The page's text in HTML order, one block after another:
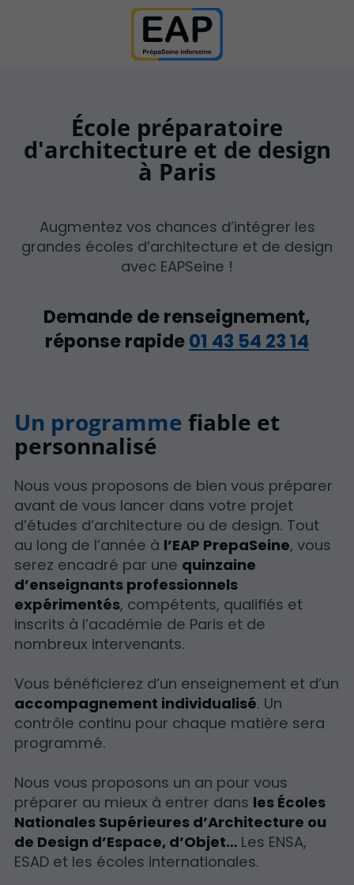
École préparatoire
d'architecture et de design
à Paris
Augmentez vos chances d’intégrer les
grandes écoles d’architecture et de design
avec EAPSeine !
Demande de renseignement,
réponse rapide01 43 54 23 14
Un programme fiable et
personnalisé
Nous vous proposons de bien vous préparer
avant de vous lancer dans votre projet
d’études d’architecture ou de design. Tout
au long de l’année à l’EAP PrepaSeine, vous
serez encadré par une quinzaine
d’enseignants professionnels
expérimentés, compétents, qualifiés et
inscrits à l’académie de Paris et de
nombreux intervenants.
Vous bénéficierez d’un enseignement et d’un
accompagnement individualisé. Un
contrôle continu pour chaque matière sera
programmé.
Nous vous proposons un an pour vous
préparer au mieux à entrer dans les Écoles
Nationales Supérieures d’Architecture ou
de Design d’Espace, d’Objet… Les ENSA,
ESAD et les écoles internationales.